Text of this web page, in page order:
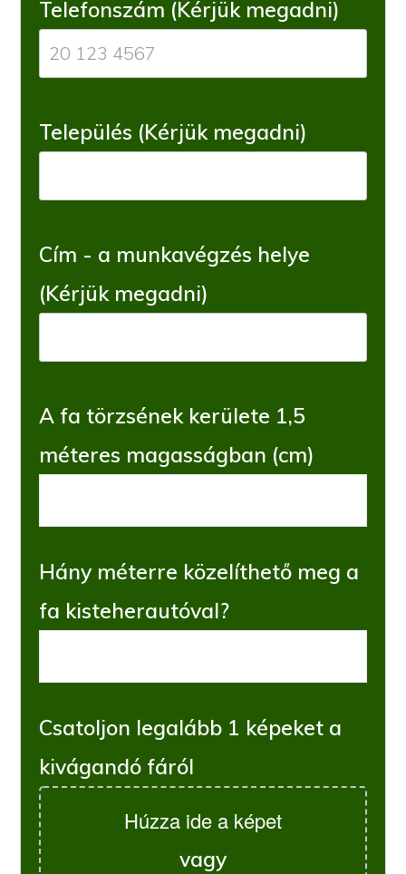
Telefonszám (Kérjük megadni)
Település (Kérjük megadni)
Cím - a munkavégzés helye
(Kérjük megadni)
A fa törzsének kerülete 1,5
méteres magasságban (cm)
Hány méterre közelíthető meg a
fa kisteherautóval?
Csatoljon legalább 1 képeket a
kivágandó fáról
Húzza ide a képet
vagy